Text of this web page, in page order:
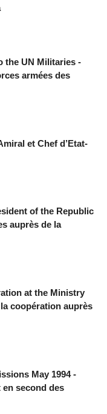
the UN Militaries -
armées des
et Chef d’Etat-
of the Republic
auprès de la
at the Ministry
coopération auprès
May 1994 -
en second des